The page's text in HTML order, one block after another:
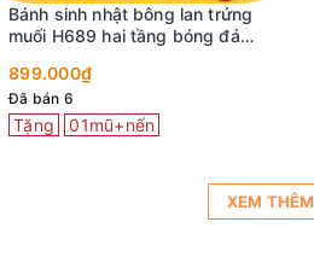
Bánh sinh nhật bông lan trứng
muối H689 hai tầng bóng đá
899.000₫
Đã bán 6
Tặng 01mũ+nến
XEM THÊM